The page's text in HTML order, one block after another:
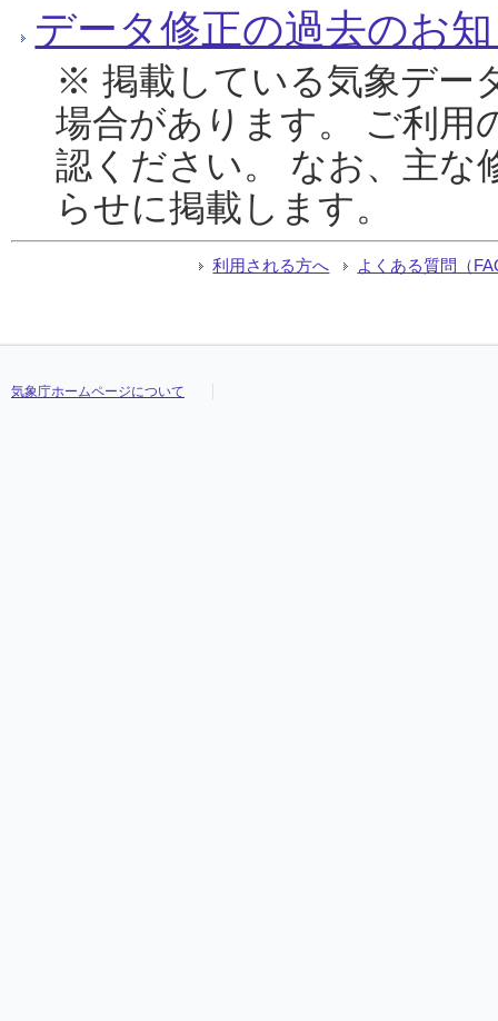
データ修正の過去のお
※ 掲載している気象デー
場合があります。 ご利用
認ください。 なお、主な
らせに掲載します。
利用される方へ よくある質問（
気象庁ホームページについて